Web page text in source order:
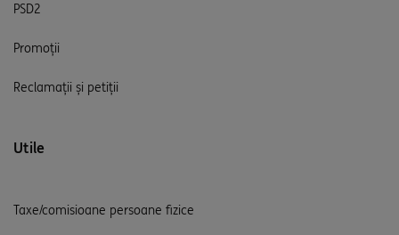
PSD2
Promoții
Reclamații și petiții
Utile
Taxe/comisioane persoane fizice